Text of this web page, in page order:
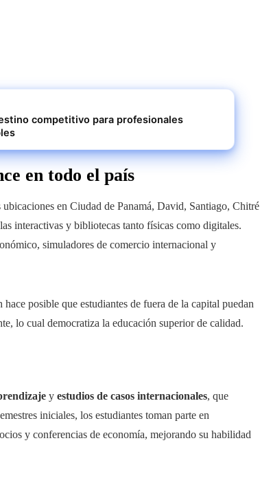
competitivo para profesionales
en todo el país
en Ciudad de Panamá, David, Santiago, Chitré
interactivas y bibliotecas tanto físicas como digitales.
simuladores de comercio internacional y
posible que estudiantes de fuera de la capital puedan
lo cual democratiza la educación superior de calidad.
y estudios de casos internacionales, que
iniciales, los estudiantes toman parte en
y conferencias de economía, mejorando su habilidad